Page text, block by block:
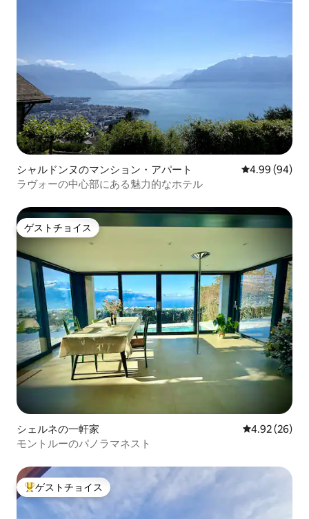
シャルドンヌのマンション・アパート レビュー94件
4.99 (94)
ラヴォーの中心部にある魅力的なホテル
ゲストチョイス
ゲストチョイス
シェルネの一軒家 レビュー26
4.92 (26)
モントルーのパノラマネスト
大好評のゲストチョイスです。
ゲストチョイス